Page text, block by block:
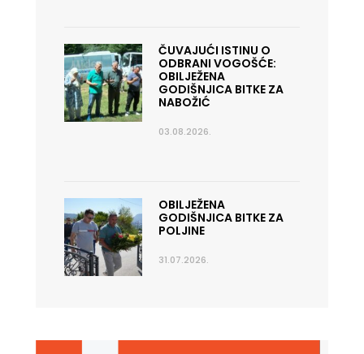
ČUVAJUĆI ISTINU O
ODBRANI VOGOŠĆE:
OBILJEŽENA
GODIŠNJICA BITKE ZA
NABOŽIĆ
03.08.2026.
OBILJEŽENA
GODIŠNJICA BITKE ZA
POLJINE
31.07.2026.